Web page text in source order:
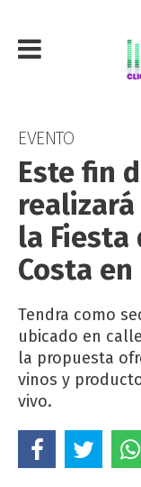
EVENTO
Este fin
realizará
la Fiesta
Costa
Tendra como
ubicado en
la propuesta
vinos y
vivo.